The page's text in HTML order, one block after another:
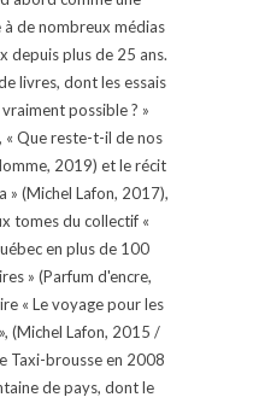
de nombreux médias
depuis plus de 25 ans.
livres, dont les essais
possible ? »
Que reste-t-il de nos
2019) et le récit
» (Michel Lafon, 2017),
tomes du collectif «
en plus de 100
» (Parfum d'encre,
« Le voyage pour les
(Michel Lafon, 2015 /
Taxi-brousse en 2008
de pays, dont le